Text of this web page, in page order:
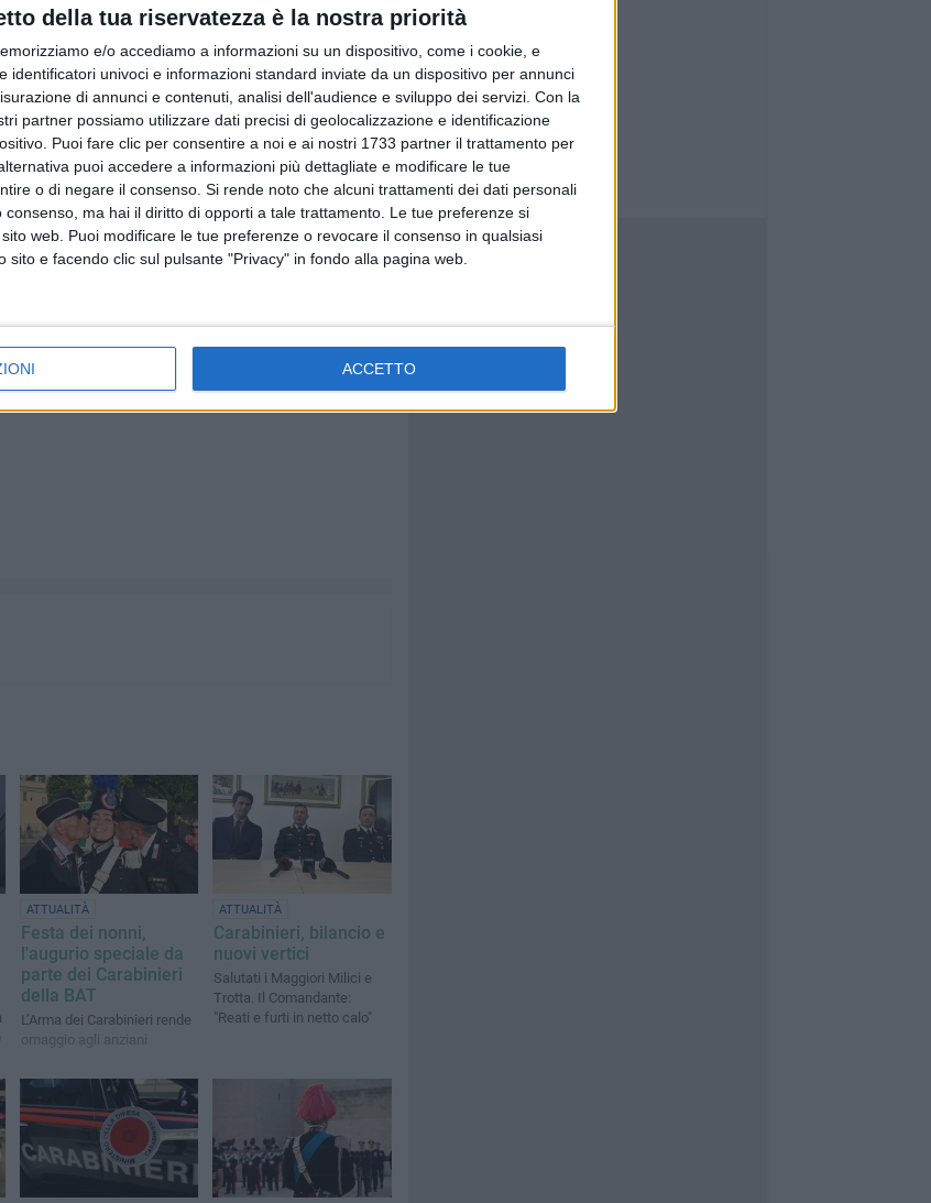
della tua riservatezza è la nostra priorità
e/o accediamo a informazioni su un dispositivo, come i cookie, e
identificatori univoci e informazioni standard inviate da un dispositivo per annunci
di annunci e contenuti, analisi dell'audience e sviluppo dei servizi. Con la
partner possiamo utilizzare dati precisi di geolocalizzazione e identificazione
Puoi fare clic per consentire a noi e ai nostri 1733 partner il trattamento per
puoi accedere a informazioni più dettagliate e modificare le tue
o di negare il consenso. Si rende noto che alcuni trattamenti dei dati personali
consenso, ma hai il diritto di opporti a tale trattamento. Le tue preferenze si
web. Puoi modificare le tue preferenze o revocare il consenso in qualsiasi
sito e facendo clic sul pulsante "Privacy" in fondo alla pagina web.
ACCETTO
sono reati che vanno a incidere fortemente
andando a lavorare bene e vi devo dire
segnali, abbiamo avuto già dei risultati
siamo addestrati per querso tipo di
intervenire sulla filiera giusta".
ATTUALITÀ
Festa dei nonni,
l'augurio speciale da
parte dei Carabinieri
della BAT
L’Arma dei Carabinieri rende
omaggio agli anziani
ATTUALITÀ
Carabinieri, bilancio e
nuovi vertici
Salutati i Maggiori Milici e
Trotta. Il Comandante:
"Reati e furti in netto calo"